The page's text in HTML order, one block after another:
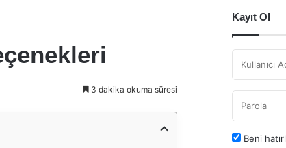
3 dakika okuma süresi
Kayıt Ol
Beni